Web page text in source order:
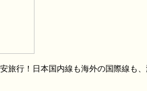
旅行！日本国内線も海外の国際線も